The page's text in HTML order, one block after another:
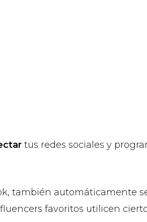
tus redes sociales y
también automáticamente
favoritos utilicen